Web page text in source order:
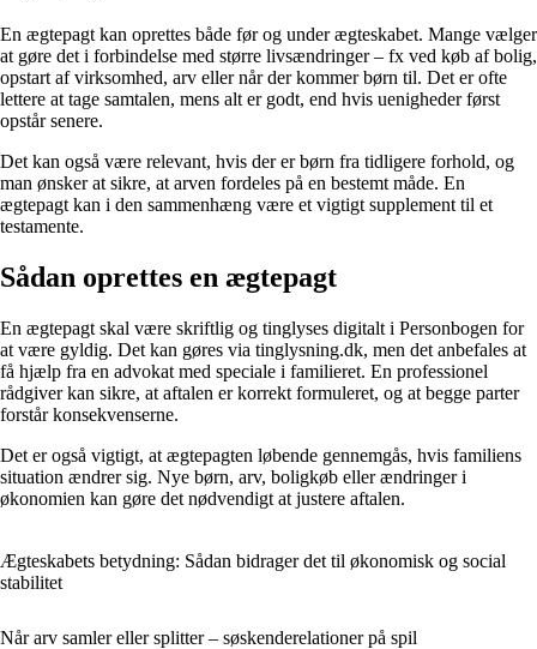
En ægtepagt kan oprettes både før og under ægteskabet. Mange vælger
at gøre det i forbindelse med større livsændringer – fx ved køb af bolig,
opstart af virksomhed, arv eller når der kommer børn til. Det er ofte
lettere at tage samtalen, mens alt er godt, end hvis uenigheder først
opstår senere.
Det kan også være relevant, hvis der er børn fra tidligere forhold, og
man ønsker at sikre, at arven fordeles på en bestemt måde. En
ægtepagt kan i den sammenhæng være et vigtigt supplement til et
testamente.
Sådan oprettes en ægtepagt
En ægtepagt skal være skriftlig og tinglyses digitalt i Personbogen for
at være gyldig. Det kan gøres via tinglysning.dk, men det anbefales at
få hjælp fra en advokat med speciale i familieret. En professionel
rådgiver kan sikre, at aftalen er korrekt formuleret, og at begge parter
forstår konsekvenserne.
Det er også vigtigt, at ægtepagten løbende gennemgås, hvis familiens
situation ændrer sig. Nye børn, arv, boligkøb eller ændringer i
økonomien kan gøre det nødvendigt at justere aftalen.
Ægteskabets betydning: Sådan bidrager det til økonomisk og social
stabilitet
Når arv samler eller splitter – søskenderelationer på spil